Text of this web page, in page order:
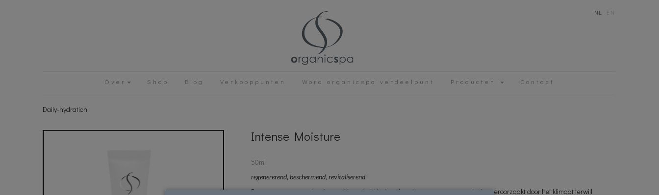
NL EN
Over Shop Blog Verkooppunten Word organicspa verdeelpunt Producten Contact
Daily-hydration
Intense Moisture
50ml
regenererend, beschermend, revitaliserend
Deze geconcentreerde crème zal jouw huid helpen beschermen tegen veroudering veroorzaakt door het klimaat terwijl